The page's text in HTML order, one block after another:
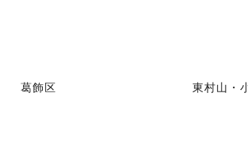
葛飾区 東村山・